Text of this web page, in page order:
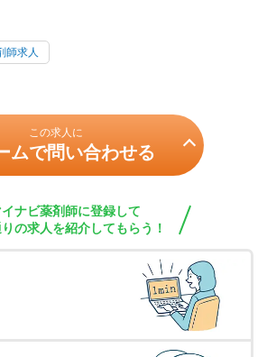
師求人
この求人に
ムで問い合わせる
イナビ薬剤師に登録して
の求人を紹介してもらう！